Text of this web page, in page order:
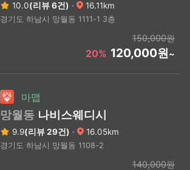
10.0(리뷰 6건) · 16.11km
경기도 하남시 망월동 1111-1 3층
150,000원
20% 120,000원~
마맵
망월동 나비스웨디시
9.9(리뷰 29건) · 16.05km
경기도 하남시 망월동 1108-2
140,000원